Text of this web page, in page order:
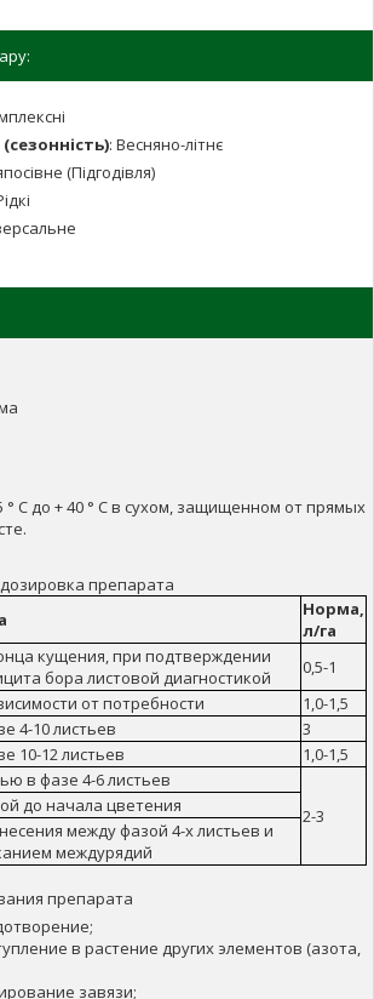
: Весняно-літнє
(Підгодівля)
° С до + 40 ° С в сухом, защищенном от прямых
препарата
Норма,
л/га
кущения, при подтверждении
бора листовой диагностикой
0,5-1
от потребности
1,0-1,5
4-10 листьев
3
10-12 листьев
1,0-1,5
в фазе 4-6 листьев
2-3
до начала цветения
между фазой 4-х листьев и
междурядий
препарата
в растение других элементов (азота,
завязи;